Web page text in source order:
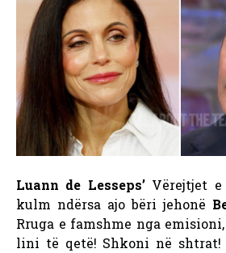
Luann de Lesseps’Vërejtjet e
kulm ndërsa ajo bëri jehonë
Rruga e famshme nga
lini të qetë! Shkoni në shtrat!